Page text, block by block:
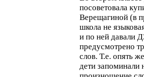
посоветовала
Верещагиной (в
школа не
и по ней давали
предусмотрено
слов. Т.е. опять
дети запоминали